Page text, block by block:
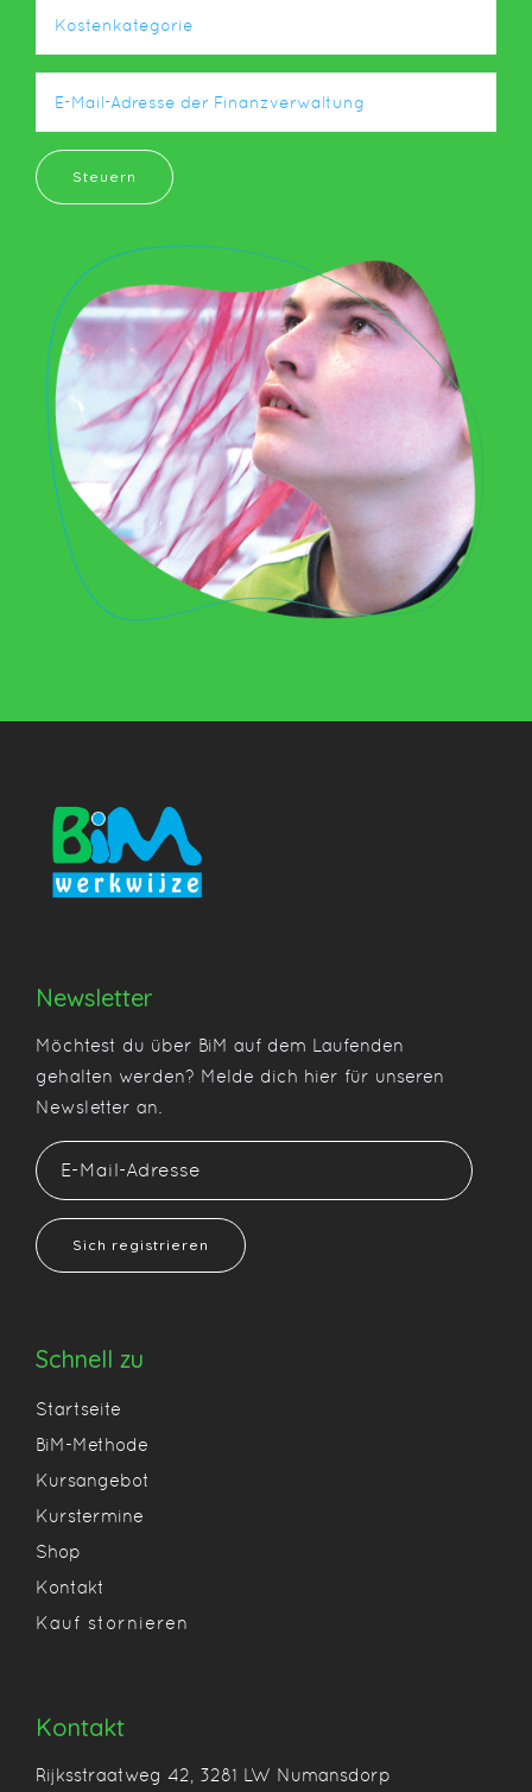
Steuern
Newsletter
Möchtest du über BiM auf dem Laufenden
gehalten werden? Melde dich hier für unseren
Newsletter an.
Sich registrieren
Schnell zu
Startseite
BiM-Methode
Kursangebot
Kurstermine
Shop
Kontakt
Kauf stornieren
Kontakt
Rijksstraatweg 42, 3281 LW Numansdorp